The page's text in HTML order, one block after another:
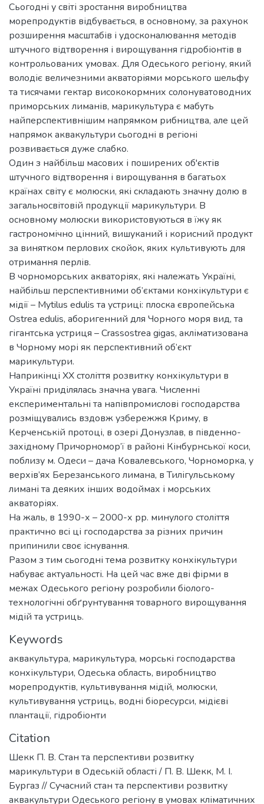
Сьогодні у світі зростання виробництва
морепродуктів відбувається, в основному, за рахунок
розширення масштабів і удосконалювання методів
штучного відтворення і вирощування гідробіонтів в
контрольованих умовах. Для Одеського регіону, який
володіє величезними акваторіями морського шельфу
та тисячами гектар висококормних солонуватоводних
приморських лиманів, марикультура є мабуть
найперспективнішим напрямком рибництва, але цей
напрямок аквакультури сьогодні в регіоні
розвивається дуже слабко.
Один з найбільш масових і поширених об'єктів
штучного відтворення і вирощування в багатьох
країнах світу є молюски, які складають значну долю в
загальносвітовій продукції марикультури. В
основному молюски використовуються в їжу як
гастрономічно цінний, вишуканий і корисний продукт
за винятком перлових скойок, яких культивують для
отримання перлів.
В чорноморських акваторіях, які належать Україні,
найбільш перспективними об’єктами конхікультури є
мідії – Mytilus edulis та устриці: плоска європейська
Ostrea edulis, аборигенний для Чорного моря вид, та
гігантська устриця – Crassostrea gigas, акліматизована
в Чорному морі як перспективний об’єкт
марикультури.
Наприкінці ХХ століття розвитку конхікультури в
Україні приділялась значна увага. Численні
експериментальні та напівпромислові господарства
розміщувались вздовж узбережжя Криму, в
Керченській протоці, в озері Донузлав, в південно-
західному Причорномор’ї в районі Кінбурнської коси,
поблизу м. Одеси – дача Ковалевського, Чорноморка, у
верхів’ях Березанського лимана, в Тилігульському
лимані та деяких інших водоймах і морських
акваторіях.
На жаль, в 1990-х – 2000-х рр. минулого століття
практично всі ці господарства за різних причин
припинили своє існування.
Разом з тим сьогодні тема розвитку конхікультури
набуває актуальності. На цей час вже дві фірми в
межах Одеського регіону розробили біолого-
технологічні обґрунтування товарного вирощування
мідій та устриць.
Keywords
аквакультура, марикультура, морські господарства
конхікультури, Одеська область, виробництво
морепродуктів, культивування мідій, молюски,
культивування устриць, водні біоресурси, мідієві
плантації, гідробіонти
Citation
Шекк П. В. Стан та перспективи розвитку
марикультури в Одеській області / П. В. Шекк, М. І.
Бургаз // Сучасний стан та перспективи розвитку
аквакультури Одеського регіону в умовах кліматичних